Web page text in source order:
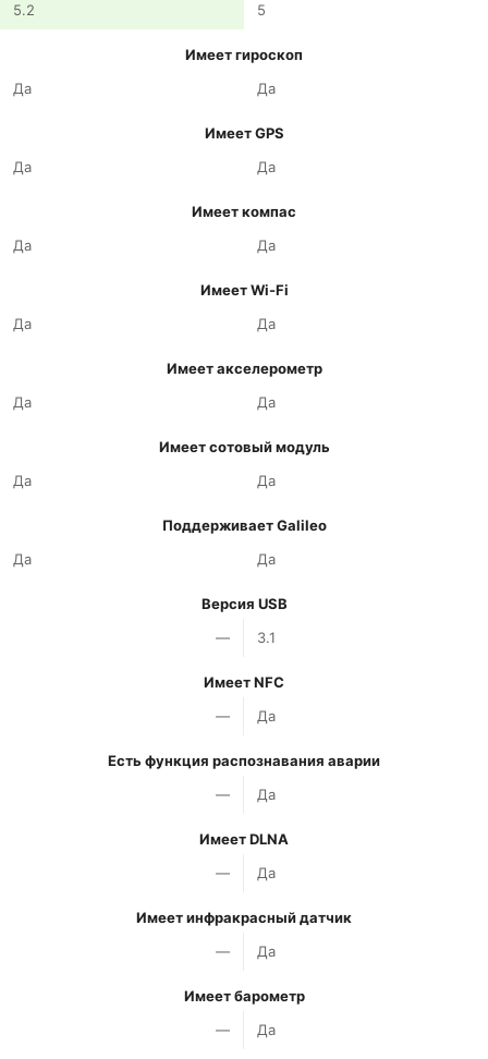
5.2
5
Имеет гироскоп
Да
Да
Имеет GPS
Да
Да
Имеет компас
Да
Да
Имеет Wi-Fi
Да
Да
Имеет акселерометр
Да
Да
Имеет сотовый модуль
Да
Да
Поддерживает Galileo
Да
Да
Версия USB
—
3.1
Имеет NFC
—
Да
Есть функция распознавания аварии
—
Да
Имеет DLNA
—
Да
Имеет инфракрасный датчик
—
Да
Имеет барометр
—
Да